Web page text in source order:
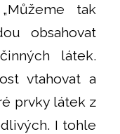
tak
obsahovat
látek.
vtahovat a
prvky látek z
I tohle